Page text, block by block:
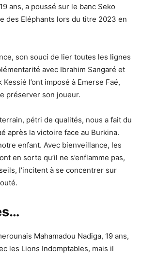
ans, a poussé sur le banc Seko
des Eléphants lors du titre 2023 en
son souci de lier toutes les lignes
avec Ibrahim Sangaré et
l’ont imposé à Emerse Faé,
préserver son joueur.
pétri de qualités, nous a fait du
après la victoire face au Burkina.
enfant. Avec bienveillance, les
en sorte qu’il ne s’enflamme pas,
l’incitent à se concentrer sur
Mahamadou Nadiga, 19 ans,
les Lions Indomptables, mais il